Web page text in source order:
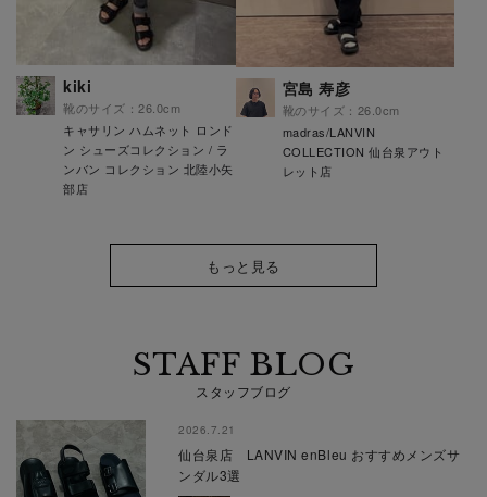
kiki
靴のサイズ：26.0cm
キャサリン ハムネット ロンド
ン シューズコレクション / ラ
ンバン コレクション 北陸小矢
部店
宮島 寿彦
靴のサイズ：26.0cm
madras/LANVIN
COLLECTION 仙台泉アウト
レット店
もっと見る
STAFF BLOG
スタッフブログ
2026.7.21
仙台泉店 LANVIN enBleu おすすめメンズサ
ンダル3選